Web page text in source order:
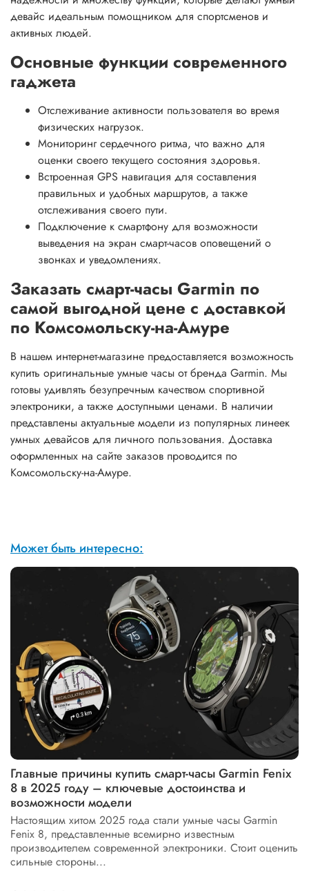
девайс идеальным помощником для спортсменов и
активных людей.
Основные функции современного
гаджета
Отслеживание активности пользователя во время
физических нагрузок.
Мониторинг сердечного ритма, что важно для
оценки своего текущего состояния здоровья.
Встроенная GPS навигация для составления
правильных и удобных маршрутов, а также
отслеживания своего пути.
Подключение к смартфону для возможности
выведения на экран смарт-часов оповещений о
звонках и уведомлениях.
Заказать смарт-часы Garmin по
самой выгодной цене с доставкой
по Комсомольску-на-Амуре
В нашем интернет-магазине предоставляется возможность
купить оригинальные умные часы от бренда Garmin. Мы
готовы удивлять безупречным качеством спортивной
электроники, а также доступными ценами. В наличии
представлены актуальные модели из популярных линеек
умных девайсов для личного пользования. Доставка
оформленных на сайте заказов проводится по
Комсомольску-на-Амуре.
Может быть интересно:
Главные причины купить смарт-часы Garmin Fenix
8 в 2025 году – ключевые достоинства и
возможности модели
Настоящим хитом 2025 года стали умные часы Garmin
Fenix 8, представленные всемирно известным
производителем современной электроники. Стоит оценить
сильные стороны...